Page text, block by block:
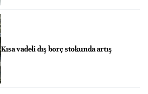
Kısa vadeli dış borç stokunda artış